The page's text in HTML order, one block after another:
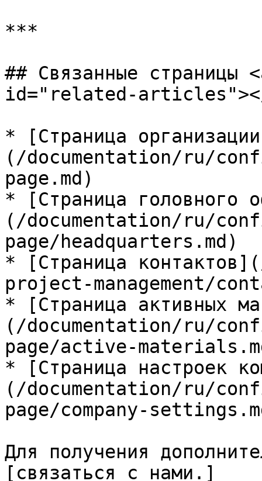
***
## Связанные
id="related-
* [Страница
(/documentation/ru/
page.md)
* [Страница головного
(/documentation/ru/
page/headquarters.md)
* [Страница
project-management/
* [Страница активных
(/documentation/ru/
page/active-
* [Страница настроек
(/documentation/ru/
page/company-
Для получения
[связаться с нами.]